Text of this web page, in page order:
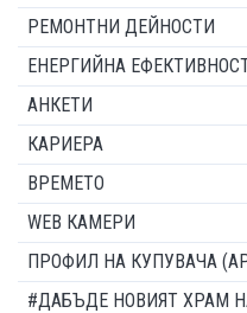
РЕМОНТНИ ДЕЙНОСТИ
ЕНЕРГИЙНА
АНКЕТИ
КАРИЕРА
ВРЕМЕТО
WEB КАМЕРИ
ПРОФИЛ НА КУПУВАЧА
#ДАБЪДЕ НОВИЯТ ХРАМ